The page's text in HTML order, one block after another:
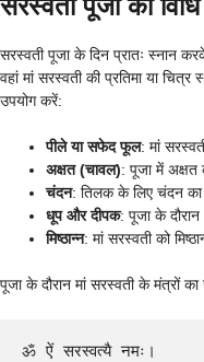
सरस्वती पूजा की विधि
सरस्वती पूजा के दिन प्रातः स्नान
वहां मां सरस्वती की प्रतिमा या
उपयोग करें:
पीले या सफेद फूल: मां
अक्षत (चावल): पूजा में अक्षत
चंदन: तिलक के लिए चंदन का
धूप और दीपक: पूजा के
मिष्ठान्न: मां सरस्वती को
पूजा के दौरान मां सरस्वती के मंत्रों
ॐ ऐं सरस्वत्यै नमः।